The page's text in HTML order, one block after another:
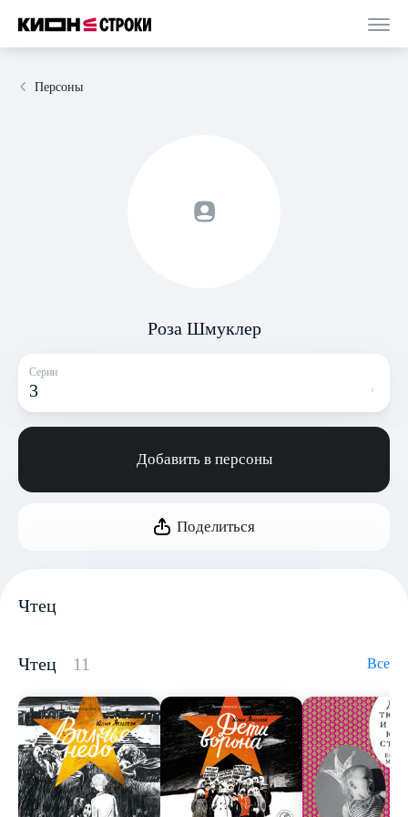
Персоны
Роза Шмуклер
Серии
3
Добавить в персоны
Поделиться
Чтец
Чтец 11 Все